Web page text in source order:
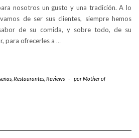
nosotros un gusto y una tradición. A lo
de ser sus clientes, siempre hemos
de su comida, y sobre todo, de su
para ofrecerles a …
Restaurantes Reviews - porMother of